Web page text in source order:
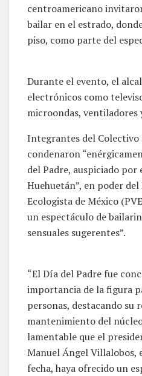
centroamericano
bailar en el estrado,
piso, como parte del
Durante el evento, el
electrónicos como
microondas, ventiladores
Integrantes del Colectivo
condenaron
del Padre, auspiciado
Huehuetán”, en poder
Ecologista de México
un espectáculo de
sensuales sugerentes”.
“El Día del Padre fue
importancia de la figura
personas, destacando
mantenimiento del
lamentable que el
Manuel Ángel Villalobos,
fecha, haya ofrecido un